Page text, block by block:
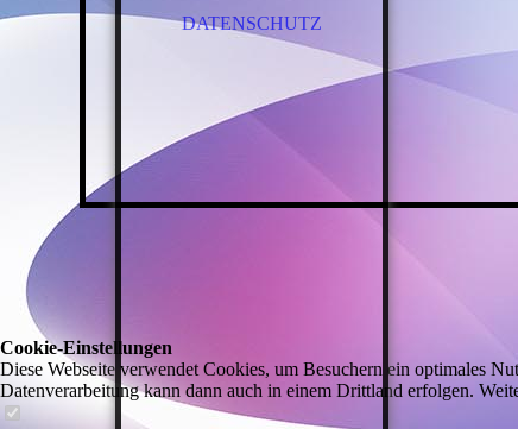
DATENSCHUTZ
Cookie-Einstellungen
Diese Webseite verwendet Cookies, um Besuchern ein optimales
Datenverarbeitung kann dann auch in einem Drittland erfolgen.